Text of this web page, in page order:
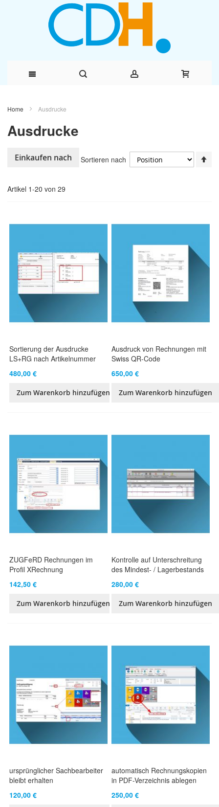
Inhalt
Home Ausdrucke
Ausdrucke
Artikel 1-20 von 29
Sortieren nach
Sortierung der Ausdrucke
LS+RG nach Artikelnummer
480,00 €
Zum Warenkorb hinzufügen
Ausdruck von Rechnungen mit
Swiss QR-Code
650,00 €
Zum Warenkorb hinzufügen
ZUGFeRD Rechnungen im
Profil XRechnung
142,50 €
Zum Warenkorb hinzufügen
Kontrolle auf Unterschreitung
des Mindest- / Lagerbestands
280,00 €
Zum Warenkorb hinzufügen
ursprünglicher Sachbearbeiter
bleibt erhalten
120,00 €
automatisch Rechnungskopien
in PDF-Verzeichnis ablegen
250,00 €
Einkaufen nach